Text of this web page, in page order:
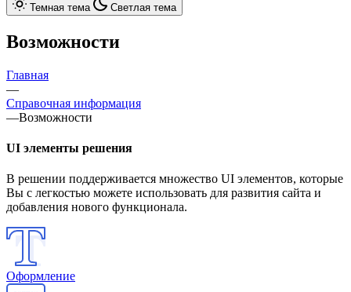
Темная тема Светлая тема
Возможности
Главная
—
Справочная информация
—Возможности
UI элементы решения
В решении поддерживается множество UI элементов, которые
Вы с легкостью можете использовать для развития сайта и
добавления нового функционала.
Оформление